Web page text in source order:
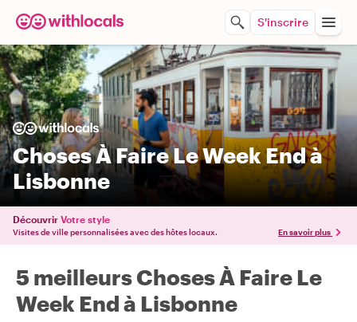
S'inscrire
Choses À Faire Le Week End à
Lisbonne
Découvrir Votre style
Visites de ville personnalisées avec des hôtes locaux. En savoir plus
5 meilleurs Choses À Faire Le
Week End à Lisbonne